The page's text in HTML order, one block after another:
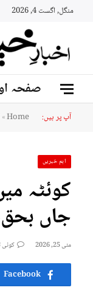
منگل, اگست 4, 2026
صفحہ
آپ پر ہیں: Home
»
اہم خبریں
جاں
مئی 25, 2026 کوئی
Facebook